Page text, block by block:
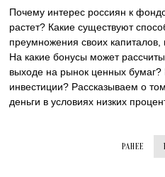
Почему интерес россиян к
растет? Какие существуют
преумножения своих
На какие бонусы может
выходе на рынок ценных бумаг?
инвестиции? Рассказываем о
деньги в условиях низких
РАНЕЕ 1